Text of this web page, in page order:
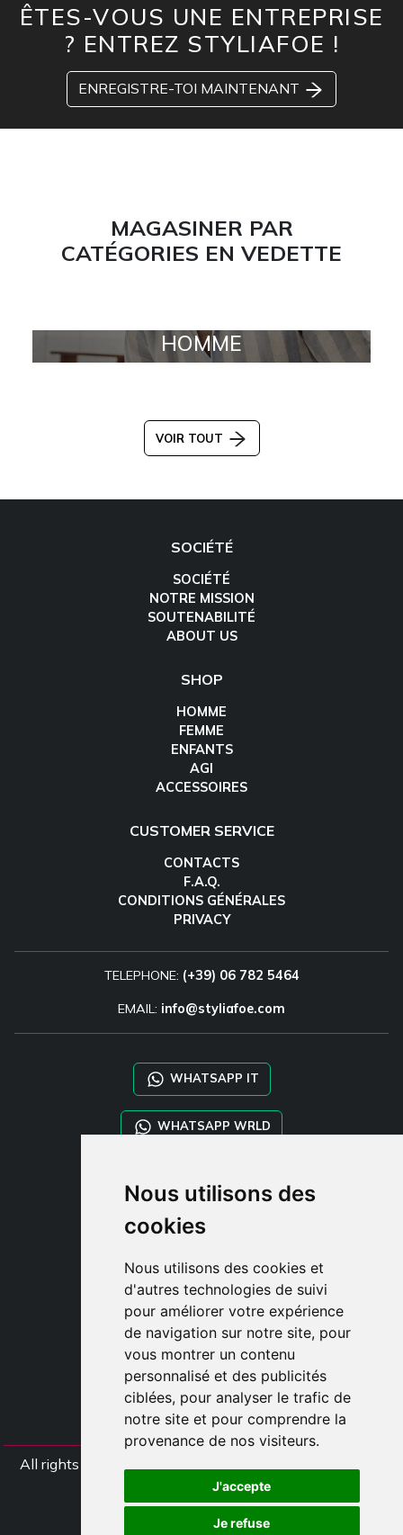
Nous utilisons des
cookies
Nous utilisons des cookies et
d'autres technologies de suivi
pour améliorer votre expérience
de navigation sur notre site, pour
vous montrer un contenu
personnalisé et des publicités
ciblées, pour analyser le trafic de
notre site et pour comprendre la
provenance de nos visiteurs.
J'accepte
Je refuse
ÊTES-VOUS UNE ENTREPRISE
? ENTREZ STYLIAFOE !
ENREGISTRE-TOI MAINTENANT
MAGASINER PAR
CATÉGORIES EN VEDETTE
HOMME
VOIR TOUT
SOCIÉTÉ
SOCIÉTÉ
NOTRE MISSION
SOUTENABILITÉ
ABOUT US
SHOP
HOMME
FEMME
ENFANTS
AGI
ACCESSOIRES
CUSTOMER SERVICE
CONTACTS
F.A.Q.
CONDITIONS GÉNÉRALES
PRIVACY
TELEPHONE: (+39) 06 782 5464
EMAIL: info@styliafoe.com
WHATSAPP IT
WHATSAPP WRLD
STYLIA SERVICES
SHOP B2B
TAYLOR MADE ORDERS
CLIENT
ENREGISTRE-TOI
ACCÈS
PANIER
All rights Styliafoe s.r.l. © 2025 - TVA IT15015641002
Suivez nous